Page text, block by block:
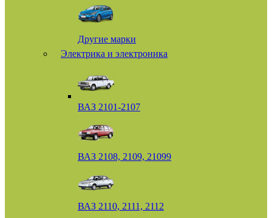
Другие марки
Электрика и электроника
ВАЗ 2101-2107
ВАЗ 2108, 2109, 21099
ВАЗ 2110, 2111, 2112